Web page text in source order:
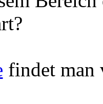
findet man